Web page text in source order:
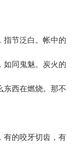
节泛白。帐中的
如同鬼魅。炭火的
东西在燃烧。那不
的咬牙切齿，有